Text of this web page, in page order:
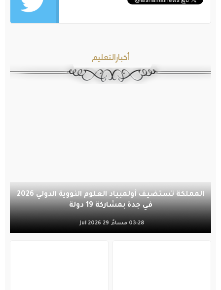
أخبارالتعليم
المملكة تستضيف أولمبياد العلوم النووية الدولي 2026
في جدة بمشاركة 19 دولة
03:28 مساءً, 29 Jul 2026